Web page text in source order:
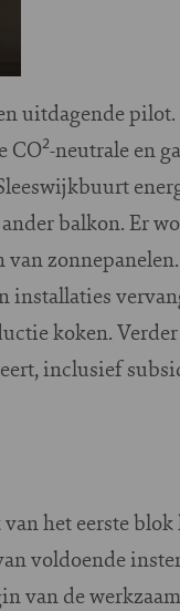
uitdagende
neutrale en
balkon. Er
koken.
inclusief
het eerste
voldoende
van de